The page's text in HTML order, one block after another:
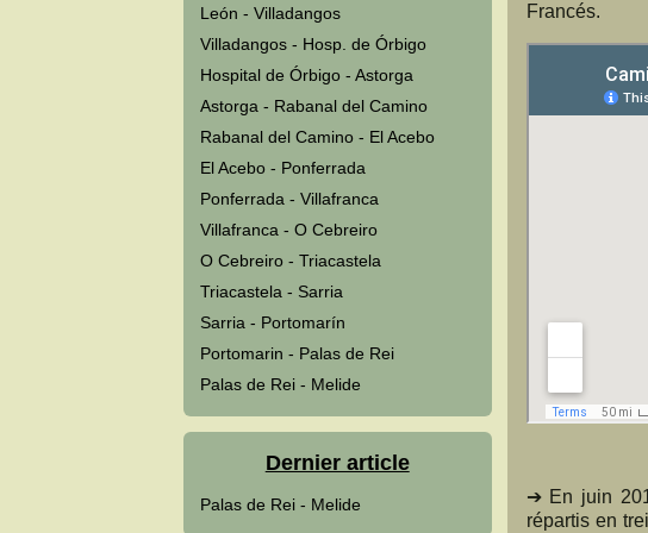
León - Villadangos
Villadangos - Hosp. de Órbigo
Hospital de Órbigo - Astorga
Astorga - Rabanal del Camino
Rabanal del Camino - El Acebo
El Acebo - Ponferrada
Ponferrada - Villafranca
Villafranca - O Cebreiro
O Cebreiro - Triacastela
Triacastela - Sarria
Sarria - Portomarín
Portomarin - Palas de Rei
Palas de Rei - Melide
Dernier article
Palas de Rei - Melide
Francés.
➔ En juin
répartis en